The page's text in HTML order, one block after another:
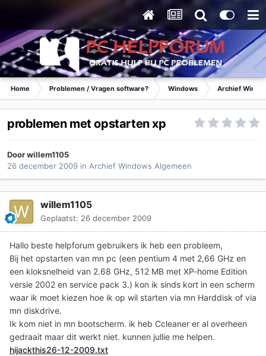
Home Problemen / Vragen software? Windows Archief
problemen met opstarten xp
Doorwillem1105
26 december 2009 in Archief Windows Algemeen
willem1105
Geplaatst: 26 december 2009
Hallo beste helpforum gebruikers ik heb een probleem,
Bij het opstarten van mn pc (een pentium 4 met 2,66 GHz en
een kloksnelheid van 2.68 GHz, 512 MB met XP-home Edition
versie 2002 en service pack 3.) kon ik sinds kort in een scherm
waar ik moet kiezen hoe ik op wil starten via mn Harddisk of via
mn diskdrive.
Ik kom niet in mn bootscherm. ik heb Ccleaner er al overheen
gedraait maar dit werkt niet. kunnen jullie me helpen.
hijackthis26-12-2009.txt